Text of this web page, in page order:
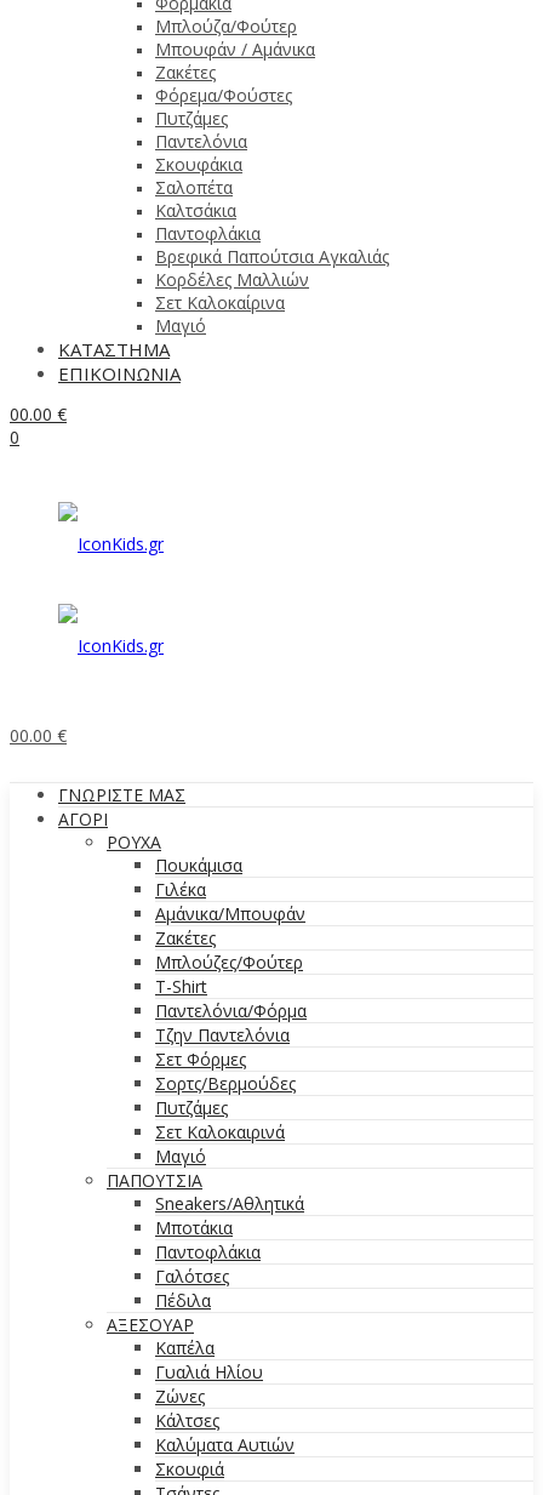
Μπλούζα/Φούτερ
Μπουφάν / Αμάνικα
Ζακέτες
Φόρεμα/Φούστες
Πυτζάμες
Παντελόνια
Σκουφάκια
Σαλοπέτα
Καλτσάκια
Παντοφλάκια
Βρεφικά Παπούτσια Αγκαλιάς
Κορδέλες Μαλλιών
Σετ Καλοκαίρινα
Μαγιό
ΚΑΤΑΣΤΗΜΑ
ΕΠΙΚΟΙΝΩΝΙΑ
00.00 €
0
00.00 €
ΓΝΩΡΙΣΤΕ ΜΑΣ
ΑΓΟΡΙ
ΡΟΥΧΑ
Πουκάμισα
Γιλέκα
Αμάνικα/Μπουφάν
Ζακέτες
Μπλούζες/Φούτερ
T-Shirt
Παντελόνια/Φόρμα
Τζην Παντελόνια
Σετ Φόρμες
Σορτς/Βερμούδες
Πυτζάμες
Σετ Καλοκαιρινά
Μαγιό
ΠΑΠΟΥΤΣΙΑ
Sneakers/Aθλητικά
Μποτάκια
Παντοφλάκια
Γαλότσες
Πέδιλα
ΑΞΕΣΟΥΑΡ
Καπέλα
Γυαλιά Ηλίου
Ζώνες
Κάλτσες
Καλύματα Αυτιών
Σκουφιά